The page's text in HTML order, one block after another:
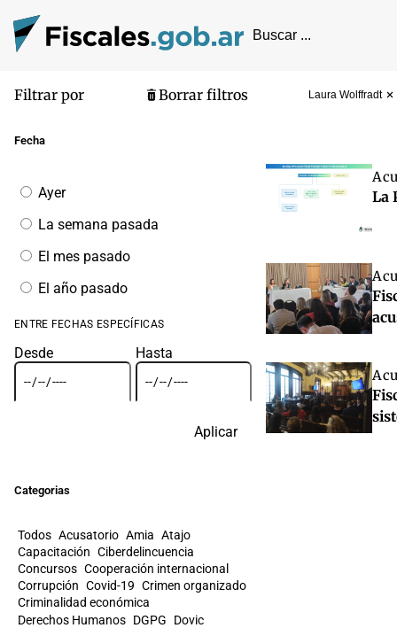
Filtrar por Borrar filtros Laura Wolffradt
Fecha
Filtrar
por
fecha
Ayer
La semana pasada
El mes pasado
El año pasado
ENTRE FECHAS ESPECÍFICAS
Desde Hasta
Aplicar
Categorias
Todos Acusatorio Amia Atajo
Capacitación Ciberdelincuencia
Concursos Cooperación internacional
Corrupción Covid-19 Crimen organizado
Criminalidad económica
Derechos Humanos DGPG
Dovic
La